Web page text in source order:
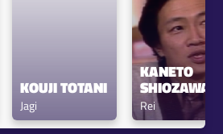
KOUJI TOTANI
Jagi
KANETO
SHIOZAWA
Rei